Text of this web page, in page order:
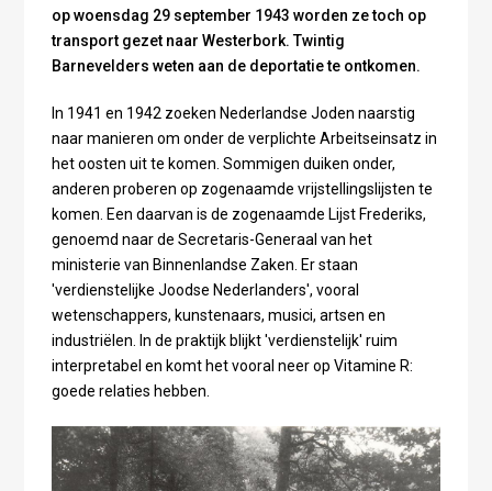
op woensdag 29 september 1943 worden ze toch op
transport gezet naar Westerbork. Twintig
Barnevelders weten aan de deportatie te ontkomen.
In 1941 en 1942 zoeken Nederlandse Joden naarstig
naar manieren om onder de verplichte Arbeitseinsatz in
het oosten uit te komen. Sommigen duiken onder,
anderen proberen op zogenaamde vrijstellingslijsten te
komen. Een daarvan is de zogenaamde Lijst Frederiks,
genoemd naar de Secretaris-Generaal van het
ministerie van Binnenlandse Zaken. Er staan
'verdienstelijke Joodse Nederlanders', vooral
wetenschappers, kunstenaars, musici, artsen en
industriëlen. In de praktijk blijkt 'verdienstelijk' ruim
interpretabel en komt het vooral neer op Vitamine R:
goede relaties hebben.